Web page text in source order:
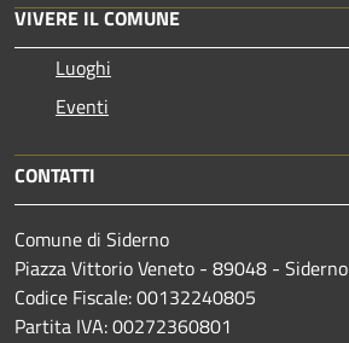
VIVERE IL COMUNE
Luoghi
Eventi
CONTATTI
Comune di Siderno
Piazza Vittorio Veneto - 89048 - Siderno
Codice Fiscale: 00132240805
Partita IVA: 00272360801